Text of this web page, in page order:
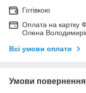
Готівкою
Оплата на картку
Олена
Всі умови оплати
Умови повернення